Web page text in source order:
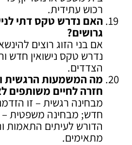
רכוש עתידית.
האם נדרש טקס דתי
גרושים?
אם בני הזוג רוצים
נדרש טקס נישואין חדש
הצדדים.
מה המשמעות הרגשית
חזרה לחיים משותפים
מבחינה רגשית – זו
חדש; מבחינה משפטית
הדורש לעיתים התאמות
מתאימים.